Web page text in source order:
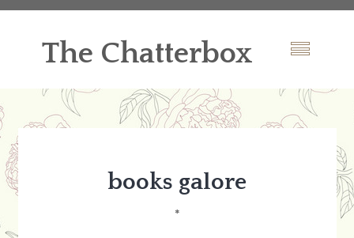
The Chatterbox
books galore
*